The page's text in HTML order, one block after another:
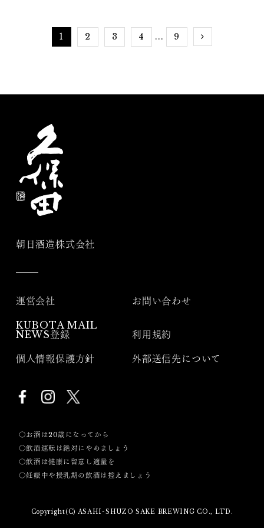
1 2 3 4 ... 9
朝日酒造株式会社
運営会社 お問い合わせ
KUBOTA MAIL
NEWS登録
利用規約
個人情報保護方針 外部送信先について
〇お酒は20歳になってから
〇飲酒運転は絶対にやめましょう
〇飲酒は健康に留意し適量を
〇妊娠中や授乳期の飲酒は控えましょう
Copyright(C) ASAHI-SHUZO SAKE BREWING CO., LTD.